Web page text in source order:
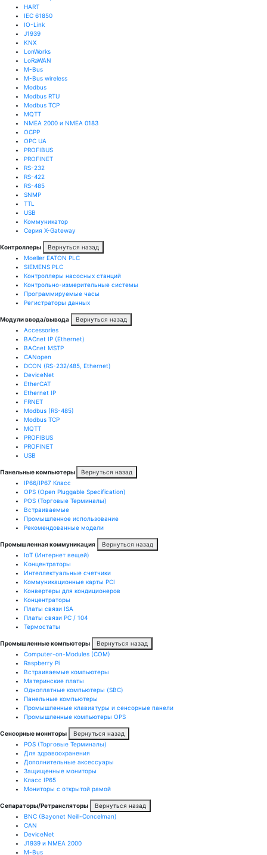
HART
IEC 61850
IO-Link
J1939
KNX
LonWorks
LoRaWAN
M-Bus
M-Bus wireless
Modbus
Modbus RTU
Modbus TCP
MQTT
NMEA 2000 и NMEA 0183
OCPP
OPC UA
PROFIBUS
PROFINET
RS-232
RS-422
RS-485
SNMP
TTL
USB
Коммуникатор
Серия X-Gateway
Контроллеры
Вернуться назад
Moeller EATON PLC
SIEMENS PLC
Контроллеры насосных станций
Контрольно-измерительные системы
Программируемые часы
Регистраторы данных
Модули ввода/вывода
Вернуться назад
Accessories
BACnet IP (Ethernet)
BACnet MSTP
CANopen
DCON (RS-232/485, Ethernet)
DeviceNet
EtherCAT
Ethernet IP
FRNET
Modbus (RS-485)
Modbus TCP
MQTT
PROFIBUS
PROFINET
USB
Панельные компьютеры
Вернуться назад
IP66/IP67 Класс
OPS (Open Pluggable Specification)
POS (Торговые Терминалы)
Встраиваемые
Промышленное использование
Рекомендованные модели
Промышленная коммуникация
Вернуться назад
IoT (Интернет вещей)
Kонцентраторы
Интеллектуальные счетчики
Коммуникационные карты PCI
Конвертеры для кондиционеров
Концентраторы
Платы связи ISA
Платы связи PC / 104
Термостаты
Промышленные компьютеры
Вернуться назад
Computer-on-Modules (COM)
Raspberry Pi
Встраиваемые компьютеры
Материнские платы
Одноплатные компьютеры (SBC)
Панельные компьютеры
Промышленные клавиатуры и сенсорные панели
Промышленные компьютеры OPS
Сенсорные мониторы
Вернуться назад
POS (Торговые Терминалы)
Для здравоохранения
Дополнительные аксессуары
Защищенные мониторы
Класс IP65
Мониторы с открытой рамой
Сепараторы/Ретрансляторы
Вернуться назад
BNC (Bayonet Neill-Concelman)
CAN
DeviceNet
J1939 и NMEA 2000
M-Bus